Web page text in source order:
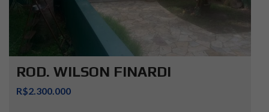
ROD. WILSON FINARDI
R$2.300.000